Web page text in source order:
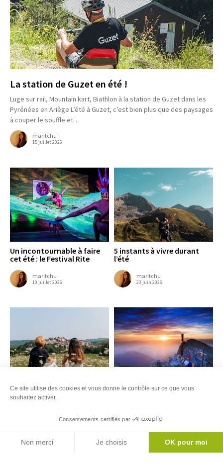
La station de Guzet en été !
Luge sur rail, Mountain kart, Biathlon à la station de Guzet dans les
Pyrénées en Ariège L’été à Guzet, c’est bien plus que des paysages
à couper le souffle et…
maritchu
15 juillet 2026
Un incontournable à faire
cet été : le Festival Rite
maritchu
10 juillet 2026
5 instants à vivre durant
l’été
maritchu
23 juin 2026
La cité de Saint-lizier
Une randonnée au Mont
maritchu
11 juin 2026
Ce site utilise des cookies et vous donne le contrôle sur ce que vous
souhaitez activer.
Consentements certifiés par
Non merci Je choisis
OK pour moi